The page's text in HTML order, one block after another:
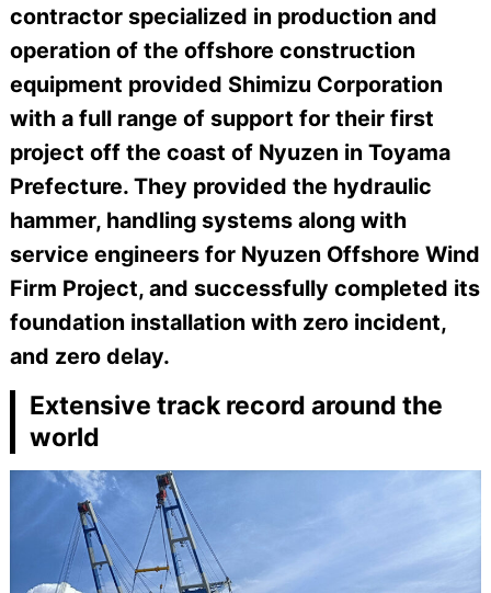
contractor specialized in production and
operation of the offshore construction
equipment provided Shimizu Corporation
with a full range of support for their first
project off the coast of Nyuzen in Toyama
Prefecture. They provided the hydraulic
hammer, handling systems along with
service engineers for Nyuzen Offshore Wind
Firm Project, and successfully completed its
foundation installation with zero incident,
and zero delay.
Extensive track record around the
world